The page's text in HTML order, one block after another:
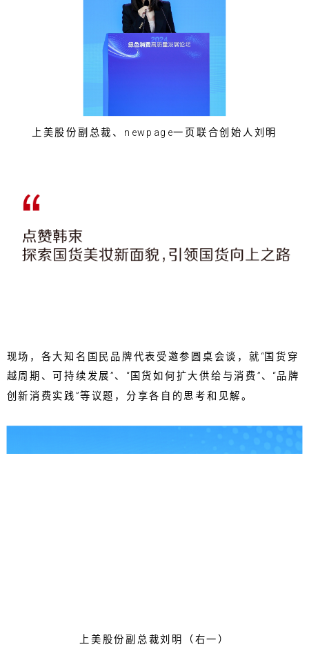
上美股份副总裁、newpage一页联合创始人刘明
现场，各大知名国民品牌代表受邀参圆桌会谈，就“国货穿
越周期、可持续发展”、“国货如何扩大供给与消费”、“品牌
创新消费实践”等议题，分享各自的思考和见解。
上美股份副总裁刘明（右一）